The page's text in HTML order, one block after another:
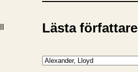
Lästa författare
K